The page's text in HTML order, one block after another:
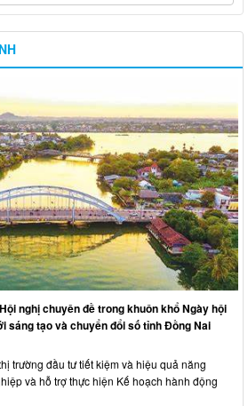
nghị chuyên đề trong khuôn khổ Ngày hội
sáng tạo và chuyển đổi số tỉnh Đồng Nai
trường đầu tư tiết kiệm và hiệu quả năng
và hỗ trợ thực hiện Kế hoạch hành động